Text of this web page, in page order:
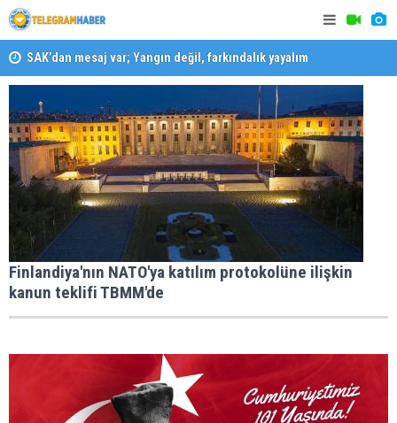
Karabağlar ‘da Gazeteci Barış Selçuk saygıyla anıldı
Finlandiya'nın NATO'ya katılım protokolüne ilişkin
kanun teklifi TBMM'de